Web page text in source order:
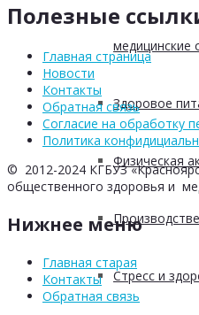
медицинские
Здоровое
Физическая
Стресс и
Полезные
Главная страница
Новости
Контакты
Обратная связь
Согласие на обработку
Политика
© 2012-2024 КГБУЗ
общественного здоровья и
Нижнее меню
Главная старая
Контакты
Обратная связь